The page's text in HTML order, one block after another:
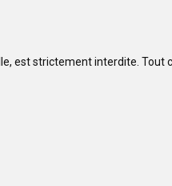
est strictement interdite. Tout